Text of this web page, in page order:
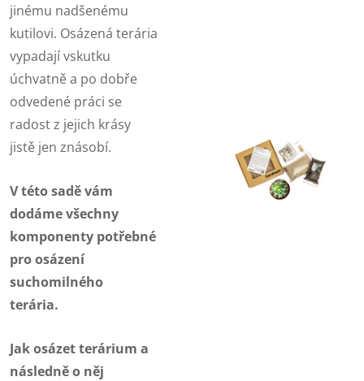
jinému nadšenému
kutilovi. Osázená terária
vypadají vskutku
úchvatně a po dobře
odvedené práci se
radost z jejich krásy
jistě jen znásobí.
V této sadě vám
dodáme všechny
komponenty potřebné
pro osázení
suchomilného
terária.
Jak osázet terárium a
následně o něj